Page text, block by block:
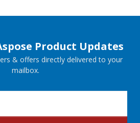
Product Updates
& offers directly delivered to your
mailbox.